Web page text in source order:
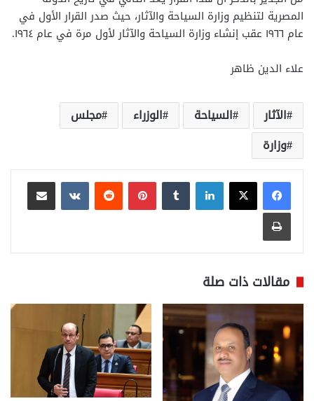
المصرية لتنظيم وزارة السياحة والآثار، حيث صدر القرار الأول في
عام ١٩٦٦ عقب إنشاء وزارة السياحة والآثار لأول مرة في عام ١٩٦٤.
علاء الدين ظاهر
الآثار السياحة الوزراء
مجلس
وزارة
لينكدإن بينتيريست
مشاركة عبر البريد
طباعة
مقالات ذات صلة